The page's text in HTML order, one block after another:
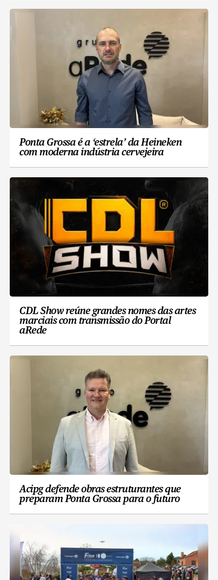
Ponta Grossa é a ‘estrela’ da Heineken
com moderna indústria cervejeira
CDL Show reúne grandes nomes das artes
marciais com transmissão do Portal
aRede
Acipg defende obras estruturantes que
preparam Ponta Grossa para o futuro